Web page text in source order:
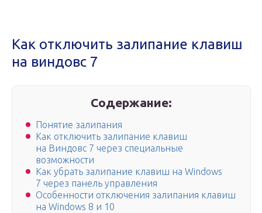
Как отключить залипание клавиш
на виндовс 7
Содержание:
Понятие залипания
Как отключить залипание клавиш
на Виндовс 7 через специальные
возможности
Как убрать залипание клавиш на Windows
7 через панель управления
Особенности отключения залипания клавиш
на Windows 8 и 10